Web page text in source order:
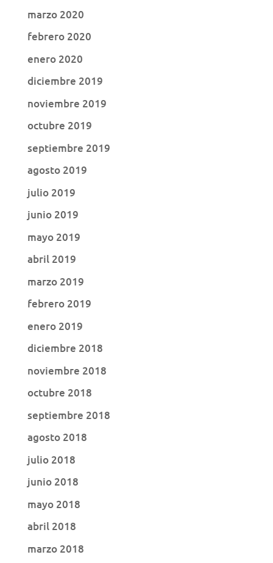
marzo 2020
febrero 2020
enero 2020
diciembre 2019
noviembre 2019
octubre 2019
septiembre 2019
agosto 2019
julio 2019
junio 2019
mayo 2019
abril 2019
marzo 2019
febrero 2019
enero 2019
diciembre 2018
noviembre 2018
octubre 2018
septiembre 2018
agosto 2018
julio 2018
junio 2018
mayo 2018
abril 2018
marzo 2018